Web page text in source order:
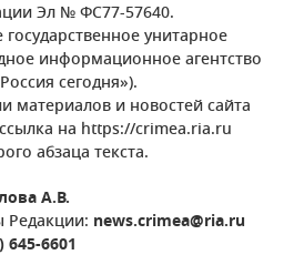
Эл № ФС77-57640.
унитарное
информационное агентство
сегодня»).
материалов и новостей сайта
на https://crimea.ria.ru
абзаца текста.
А.В.
Редакции: news.crimea@ria.ru
645-6601